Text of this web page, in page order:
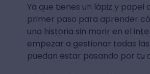
Ya que tienes un lápiz y papel
primer paso para aprender
una historia sin morir en el
empezar a gestionar todas
puedan estar pasando por tu